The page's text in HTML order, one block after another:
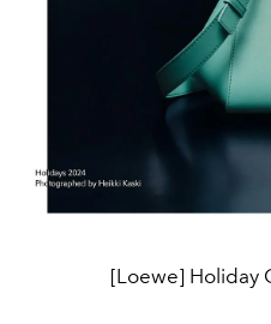
[Loewe] Holiday